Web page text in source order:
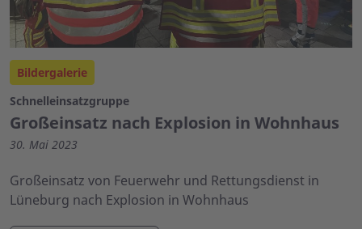
Bildergalerie
Schnelleinsatzgruppe
Großeinsatz nach Explosion in Wohnhaus
30. Mai 2023
Großeinsatz von Feuerwehr und Rettungsdienst in
Lüneburg nach Explosion in Wohnhaus